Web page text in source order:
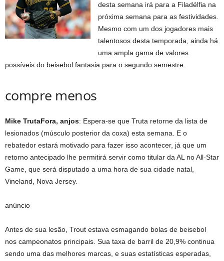
desta semana irá para a Filadélfia na
próxima semana para as festividades.
Mesmo com um dos jogadores mais
talentosos desta temporada, ainda há
uma ampla gama de valores
possíveis do beisebol fantasia para o segundo semestre.
compre menos
Mike TrutaFora, anjos: Espera-se que Truta retorne da lista de
lesionados (músculo posterior da coxa) esta semana. E o
rebatedor estará motivado para fazer isso acontecer, já que um
retorno antecipado lhe permitirá servir como titular da AL no All-Star
Game, que será disputado a uma hora de sua cidade natal,
Vineland, Nova Jersey.
anúncio
Antes de sua lesão, Trout estava esmagando bolas de beisebol
nos campeonatos principais. Sua taxa de barril de 20,9% continua
sendo uma das melhores marcas, e suas estatísticas esperadas,